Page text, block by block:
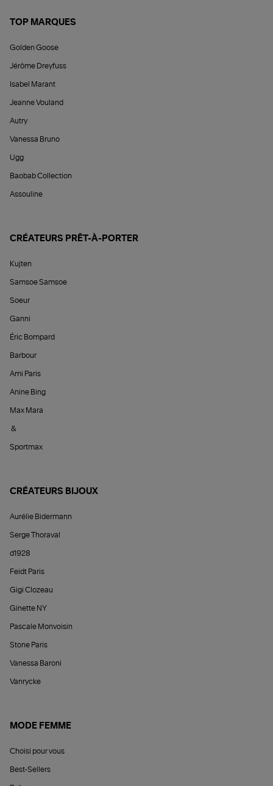
TOP MARQUES
Golden Goose
Jérôme Dreyfuss
Isabel Marant
Jeanne Vouland
Autry
Vanessa Bruno
Ugg
Baobab Collection
Assouline
CRÉATEURS PRÊT-À-PORTER
Kujten
Samsoe Samsoe
Soeur
Ganni
Éric Bompard
Barbour
Ami Paris
Anine Bing
Max Mara
&
Sportmax
CRÉATEURS BIJOUX
Aurélie Bidermann
Serge Thoraval
d1928
Feidt Paris
Gigi Clozeau
Ginette NY
Pascale Monvoisin
Stone Paris
Vanessa Baroni
Vanrycke
MODE FEMME
Choisi pour vous
Best-Sellers